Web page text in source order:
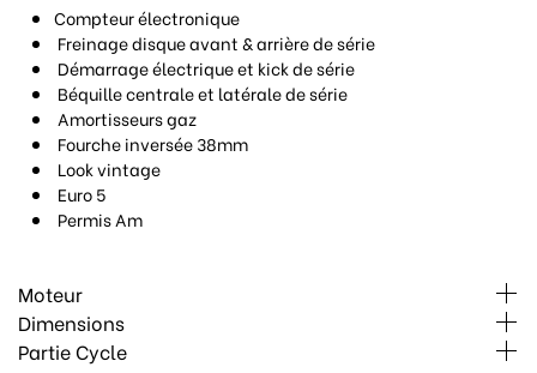
Compteur électronique
Freinage disque avant & arrière de série
Démarrage électrique et kick de série
Béquille centrale et latérale de série
Amortisseurs gaz
Fourche inversée 38mm
Look vintage
Euro 5
Permis Am
Moteur
Dimensions
Partie Cycle